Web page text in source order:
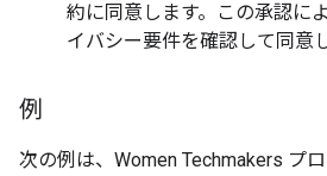
約に同意します。この承認に
イバシー要件を確認して同意
例
次の例は、Women Techmakers プ